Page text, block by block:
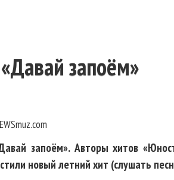
запоём»
запоём». Авторы хитов
новый летний хит (слушать